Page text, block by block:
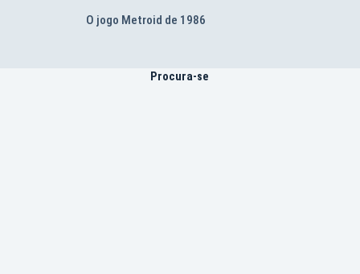
O jogo Metroid de 1986
Procura-se